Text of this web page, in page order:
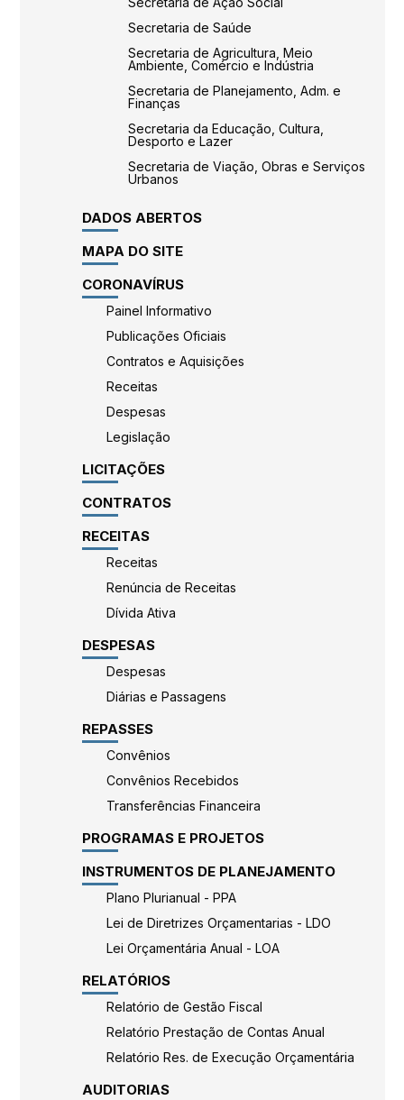
Secretaria de Saúde
Secretaria de Agricultura, Meio
Ambiente, Comércio e Indústria
Secretaria de Planejamento, Adm. e
Finanças
Secretaria da Educação, Cultura,
Desporto e Lazer
Secretaria de Viação, Obras e Serviços
Urbanos
DADOS ABERTOS
MAPA DO SITE
CORONAVÍRUS
Painel Informativo
Publicações Oficiais
Contratos e Aquisições
Receitas
Despesas
Legislação
LICITAÇÕES
CONTRATOS
RECEITAS
Receitas
Renúncia de Receitas
Dívida Ativa
DESPESAS
Despesas
Diárias e Passagens
REPASSES
Convênios
Convênios Recebidos
Transferências Financeira
PROGRAMAS E PROJETOS
INSTRUMENTOS DE PLANEJAMENTO
Plano Plurianual - PPA
Lei de Diretrizes Orçamentarias - LDO
Lei Orçamentária Anual - LOA
RELATÓRIOS
Relatório de Gestão Fiscal
Relatório Prestação de Contas Anual
Relatório Res. de Execução Orçamentária
AUDITORIAS